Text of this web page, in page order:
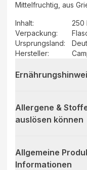
Mittelfruchtig, aus
Inhalt:
250
Verpackung:
Ursprungsland:
Hersteller:
Allergene &
auslösen können
Allgemeine
Informationen